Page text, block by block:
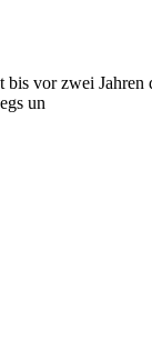
vor zwei
un